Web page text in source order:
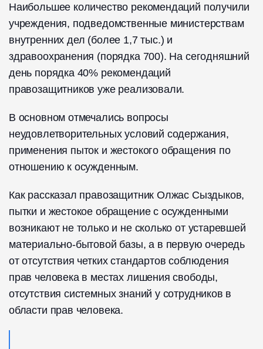
Наибольшее количество рекомендаций получили
учреждения, подведомственные министерствам
внутренних дел (более 1,7 тыс.) и
здравоохранения (порядка 700). На сегодняшний
день порядка 40% рекомендаций
правозащитников уже реализовали.
В основном отмечались вопросы
неудовлетворительных условий содержания,
применения пыток и жестокого обращения по
отношению к осужденным.
Как рассказал правозащитник Олжас Сыздыков,
пытки и жестокое обращение с осужденными
возникают не только и не сколько от устаревшей
материально-бытовой базы, а в первую очередь
от отсутствия четких стандартов соблюдения
прав человека в местах лишения свободы,
отсутствия системных знаний у сотрудников в
области прав человека.